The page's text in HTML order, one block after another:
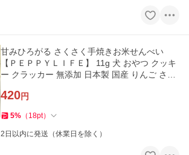
甘みひろがる さくさく手焼きお米せんべい
【ＰＥＰＰＹＬＩＦＥ】 11g 犬 おやつ クッキ
ー クラッカー 無添加 日本製 国産 りんご さつ
420円
5% （ 18pt）
2日以内に発送（休業日を除く）